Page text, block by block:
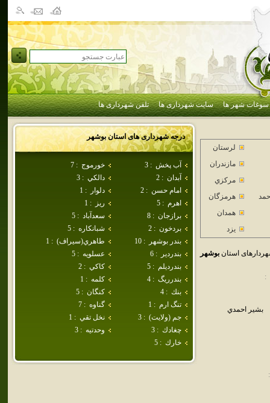
سوغات شهر ها سایت شهرداری ها تلفن شهرداری ها
درجه شهرداری های استانبوشهر
آب پخش :
3 خورموج :
7
آبدان :
2 دالكي :
3
امام حسن :
2 دلوار :
1
اهرم :
5 ريز :
1
برازجان :
8 سعدآباد :
5
بردخون :
2 شبانكاره :
5
بندر بوشهر
:
10 طاهري(سيراف) :
1
بندردير
:
6 عسلويه :
5
بندرديلم :
5 كاكي :
2
بندرريگ :
4 كلمه :
1
بنك :
4 كنگان :
5
تنگ ارم :
1 گناوه :
7
جم (ولايت) :
3 نخل تقي :
1
چغادك :
3 وحدتيه :
3
خارك :
5
لرستان
مازندران
مركزي
هرمزگان
همدان
يزد
استانبوشهر
:
بشير احمدي
: